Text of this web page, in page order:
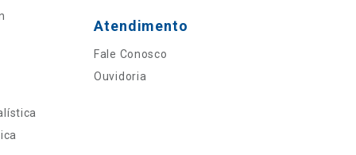
Atendimento
Fale Conosco
Ouvidoria